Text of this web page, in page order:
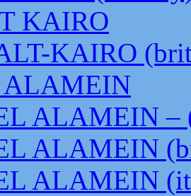
KAIRO
KAIRO
ALAMEIN
ALAMEIN –
ALAMEIN
ALAMEIN